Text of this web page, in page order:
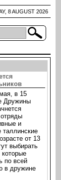
8 AUGUST 2026
в 15
Дружины
и
от 13
выбирать
которые
по всей
в дружине